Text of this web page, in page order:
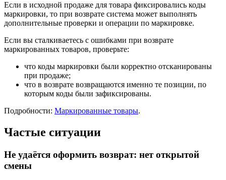
Если в исходной продаже для товара фиксировались коды
маркировки, то при возврате система может выполнять
дополнительные проверки и операции по маркировке.
Если вы сталкиваетесь с ошибками при возврате
маркированных товаров, проверьте:
что коды маркировки были корректно отсканированы
при продаже;
что в возврате возвращаются именно те позиции, по
которым коды были зафиксированы.
Подробности: Маркированные товары.
Частые ситуации
Не удаётся оформить возврат: нет открытой
смены